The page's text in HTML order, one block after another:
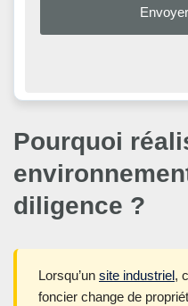
Pourquoi
diligence ?
Lorsqu’un site industriel,
foncier change de